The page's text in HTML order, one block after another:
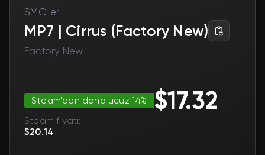
SMG'ler
MP7 | Cirrus (Factory New)
Factory New
Steam'den daha ucuz 14% $17.32
Steam fiyatı:
$20.14